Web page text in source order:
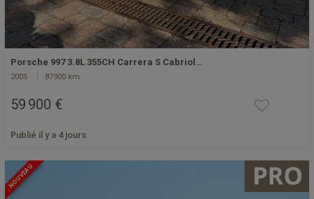
Porsche 997 3.8L 355CH Carrera S Cabriol…
2005 87900 km
59 900 €
Publié il y a 4 jours
NOUVEAU